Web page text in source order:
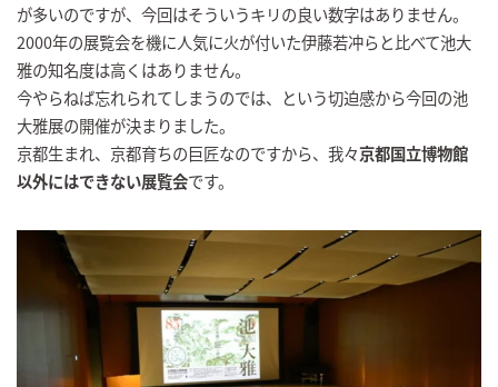
が多いのですが、今回はそういうキリの良い数字はありません。
2000年の展覧会を機に人気に火が付いた伊藤若冲らと比べて池大
雅の知名度は高くはありません。
今やらねば忘れられてしまうのでは、という切迫感から今回の池
大雅展の開催が決まりました。
京都生まれ、京都育ちの巨匠なのですから、我々京都国立博物館
以外にはできない展覧会です。